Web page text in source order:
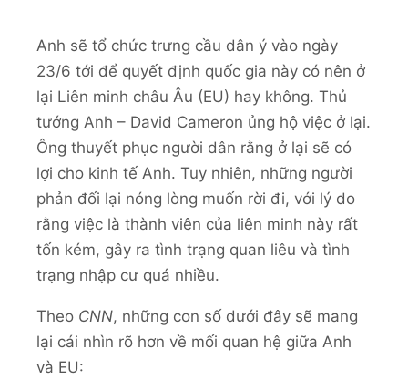
Anh sẽ tổ chức trưng cầu dân ý vào ngày
23/6 tới để quyết định quốc gia này có nên ở
lại Liên minh châu Âu (EU) hay không. Thủ
tướng Anh – David Cameron ủng hộ việc ở lại.
Ông thuyết phục người dân rằng ở lại sẽ có
lợi cho kinh tế Anh. Tuy nhiên, những người
phản đối lại nóng lòng muốn rời đi, với lý do
rằng việc là thành viên của liên minh này rất
tốn kém, gây ra tình trạng quan liêu và tình
trạng nhập cư quá nhiều.
Theo CNN, những con số dưới đây sẽ mang
lại cái nhìn rõ hơn về mối quan hệ giữa Anh
và EU: